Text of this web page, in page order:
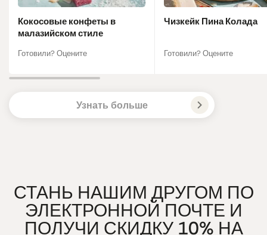
Кокосовые конфеты в
малазийском стиле
Готовили? Оцените
Чизкейк Пина Колада
Готовили? Оцените
Узнать больше
СТАНЬ НАШИМ ДРУГОМ ПО
ЭЛЕКТРОННОЙ ПОЧТЕ И
ПОЛУЧИ СКИДКУ 10% НА